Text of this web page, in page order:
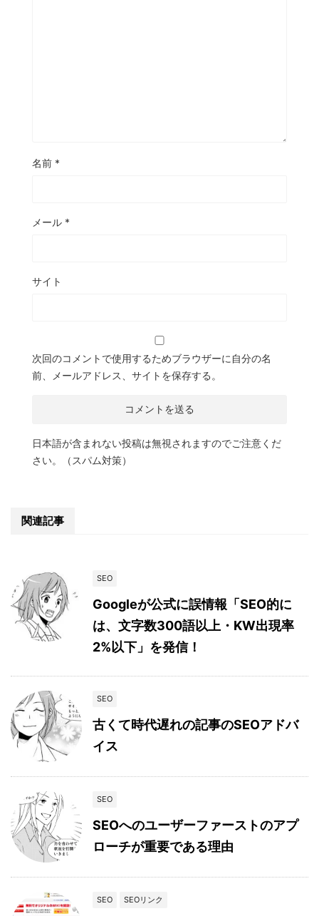
名前 *
メール *
サイト
次回のコメントで使用するためブラウザーに自分の名
前、メールアドレス、サイトを保存する。
日本語が含まれない投稿は無視されますのでご注意くだ
さい。（スパム対策）
関連記事
SEO
Googleが公式に誤情報「SEO的に
は、文字数300語以上・KW出現率
2%以下」を発信！
SEO
古くて時代遅れの記事のSEOアドバ
イス
SEO
SEOへのユーザーファーストのアプ
ローチが重要である理由
SEO SEOリンク